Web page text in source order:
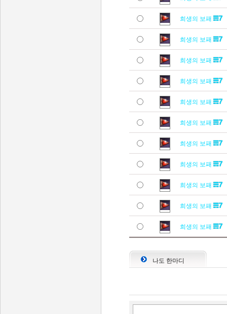
희생의 보패
희생의 보패
희생의 보패
희생의 보패
희생의 보패
희생의 보패
희생의 보패
희생의 보패
희생의 보패
희생의 보패
희생의 보패
나도 한마디